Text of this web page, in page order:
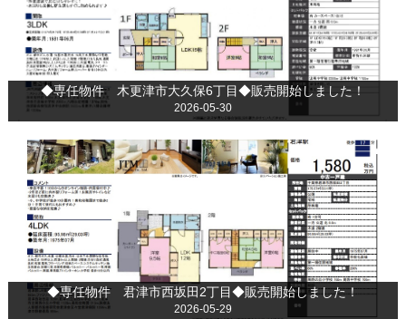
◆専任物件 木更津市大久保6丁目◆販売開始しました！
2026-05-30
◆専任物件 君津市西坂田2丁目◆販売開始しました！
2026-05-29